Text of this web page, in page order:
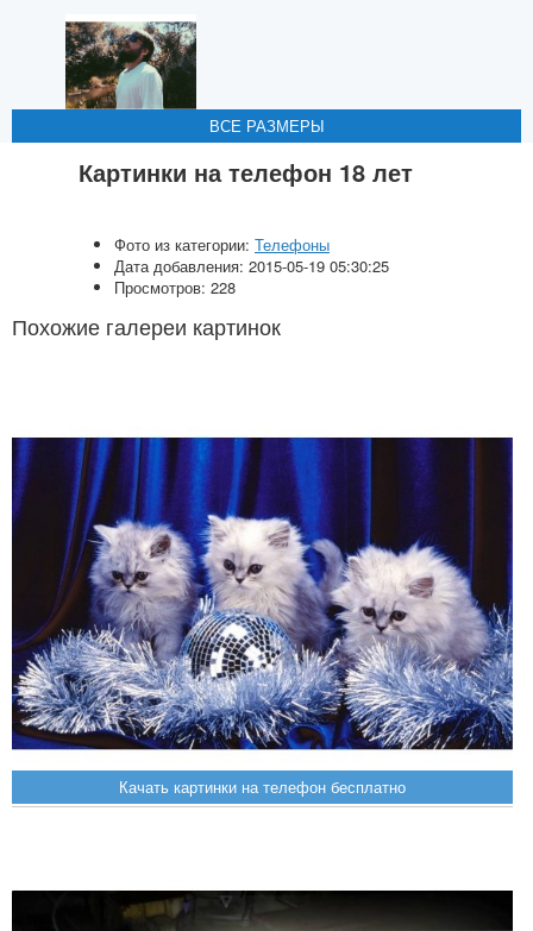
ВСЕ РАЗМЕРЫ
ВСЕ РАЗМЕРЫ
ВСЕ РАЗМЕРЫ
ВСЕ РАЗМЕРЫ
Картинки на телефон 18 лет
Фото из категории: Телефоны
Дата добавления: 2015-05-19 05:30:25
Просмотров: 228
Похожие галереи картинок
Качать картинки на телефон бесплатно